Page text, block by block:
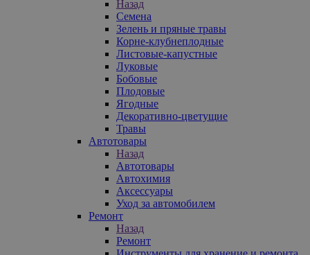
Назад
Семена
Зелень и пряные травы
Корне-клубнеплодные
Листовые-капустные
Луковые
Бобовые
Плодовые
Ягодные
Декоративно-цветущие
Травы
Автотовары
Назад
Автотовары
Автохимия
Аксессуары
Уход за автомобилем
Ремонт
Назад
Ремонт